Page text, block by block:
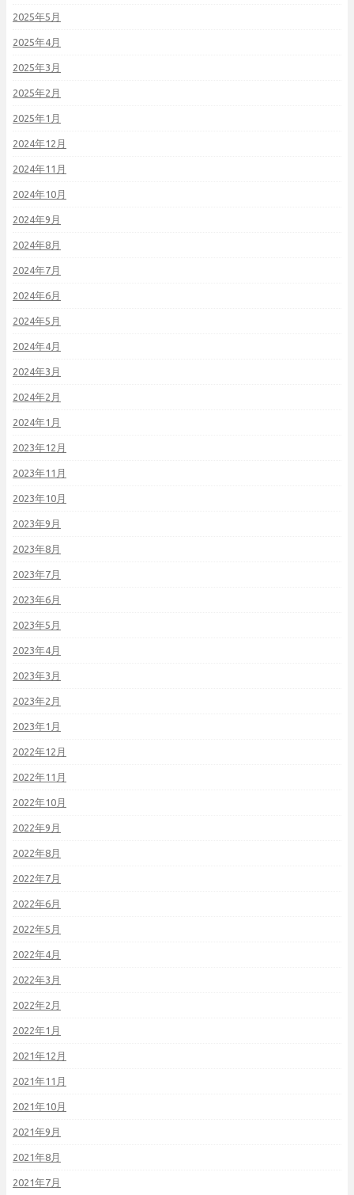
2025年5月
2025年4月
2025年3月
2025年2月
2025年1月
2024年12月
2024年11月
2024年10月
2024年9月
2024年8月
2024年7月
2024年6月
2024年5月
2024年4月
2024年3月
2024年2月
2024年1月
2023年12月
2023年11月
2023年10月
2023年9月
2023年8月
2023年7月
2023年6月
2023年5月
2023年4月
2023年3月
2023年2月
2023年1月
2022年12月
2022年11月
2022年10月
2022年9月
2022年8月
2022年7月
2022年6月
2022年5月
2022年4月
2022年3月
2022年2月
2022年1月
2021年12月
2021年11月
2021年10月
2021年9月
2021年8月
2021年7月